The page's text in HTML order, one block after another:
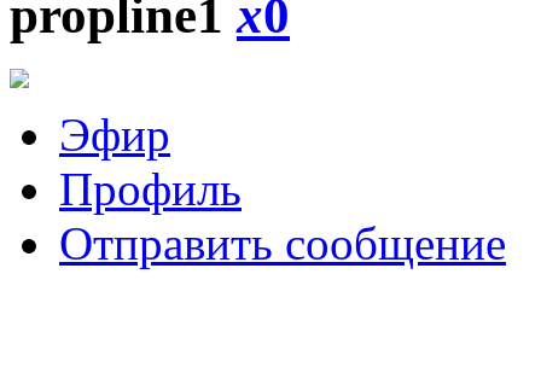
propline1x0
Эфир
Профиль
Отправить сообщение